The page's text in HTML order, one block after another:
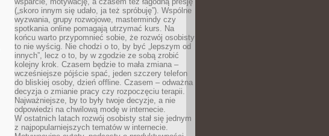
(„skoro innym się udało, ja też spróbuję”). Wspólne
wyzwania, grupy rozwojowe, mastermindy czy
spotkania online pomagają utrzymać kurs. Na
końcu warto przypomnieć sobie, że rozwój osobisty
to nie wyścig. Nie chodzi o to, by być „lepszym od
innych”, lecz o to, by w zgodzie ze sobą zrobić
kolejny krok. Czasem będzie to mała zmiana –
wcześniejsze pójście spać, jeden szczery telefon
do bliskiej osoby, dzień offline. Czasem – odważna
decyzja o zmianie pracy czy rozpoczęciu terapii.
Najważniejsze, by to były twoje decyzje, a nie
odpowiedzi na chwilową modę w internecie.
W ostatnich latach rozwój osobisty stał się jednym
z najpopularniejszych tematów w internecie.